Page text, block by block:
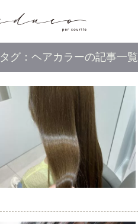
タグ：ヘアカラーの記事一覧